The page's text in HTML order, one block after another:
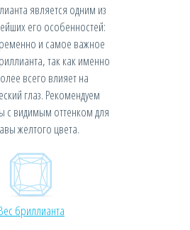
является одним из
его особенностей:
и самое важное
так как именно
всего влияет на
глаз. Рекомендуем
с видимым оттенком для
желтого цвета.
бриллианта